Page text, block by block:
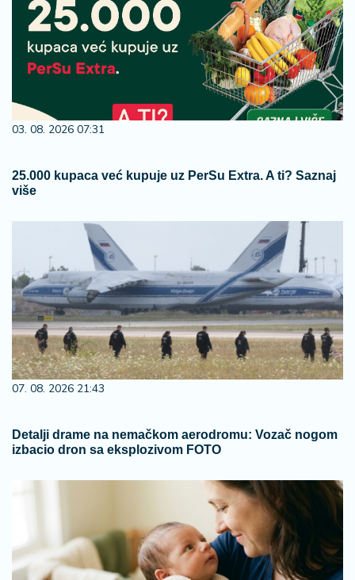
03. 08. 2026 07:31
25.000 kupaca već kupuje uz PerSu Extra. A ti? Saznaj
više
07. 08. 2026 21:43
Detalji drame na nemačkom aerodromu: Vozač nogom
izbacio dron sa eksplozivom FOTO